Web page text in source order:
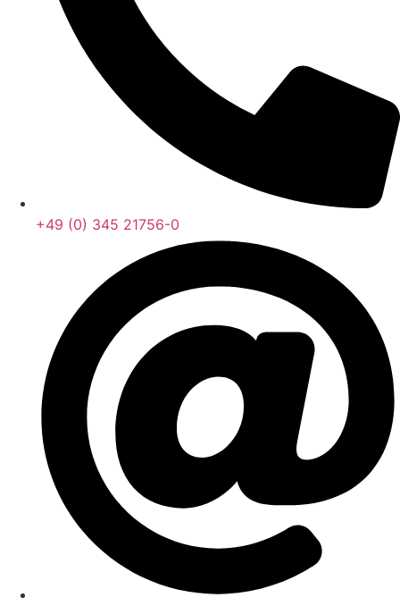
+49 (0) 345 21756-0